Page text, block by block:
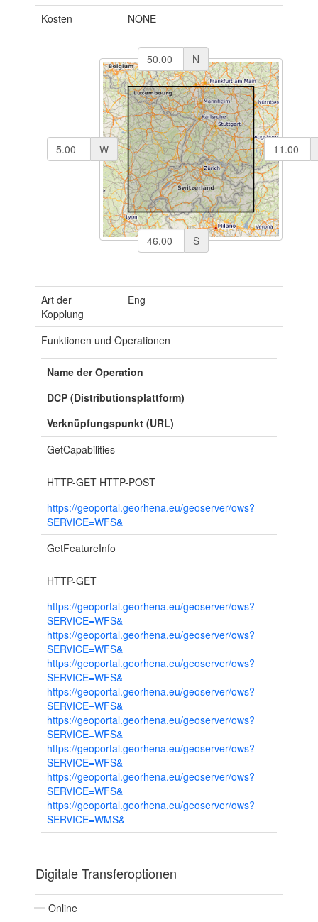
Kosten NONE
N
S
W
Art der
Kopplung
Eng
Funktionen und Operationen
Name der Operation
DCP (Distributionsplattform)
Verknüpfungspunkt (URL)
GetCapabilities
HTTP-GET HTTP-POST
https://geoportal.georhena.eu/geoserver/ows?
SERVICE=WFS&
GetFeatureInfo
HTTP-GET
https://geoportal.georhena.eu/geoserver/ows?
SERVICE=WFS&
https://geoportal.georhena.eu/geoserver/ows?
SERVICE=WFS&
https://geoportal.georhena.eu/geoserver/ows?
SERVICE=WFS&
https://geoportal.georhena.eu/geoserver/ows?
SERVICE=WFS&
https://geoportal.georhena.eu/geoserver/ows?
SERVICE=WFS&
https://geoportal.georhena.eu/geoserver/ows?
SERVICE=WFS&
https://geoportal.georhena.eu/geoserver/ows?
SERVICE=WFS&
https://geoportal.georhena.eu/geoserver/ows?
SERVICE=WMS&
Digitale Transferoptionen
Online